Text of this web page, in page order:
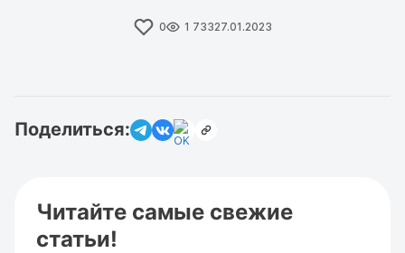
0 1 73327.01.2023
Поделиться:
Читайте самые свежие
статьи!